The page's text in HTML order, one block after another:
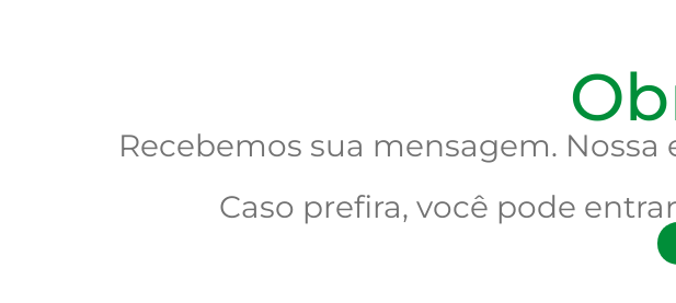
Recebemos sua mensagem.
Caso prefira, você pode